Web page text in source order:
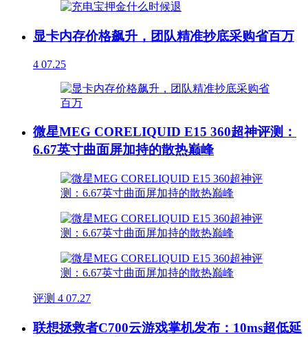
显卡内存价格飙升，团队精准抄底采购省百万
4 07.25
微星MEG CORELIQUID E15 360超神评测：
6.67英寸曲面屏加持的散热巅峰
评测 4 07.27
联想拯救者C700云游戏掌机发布：10ms超低延